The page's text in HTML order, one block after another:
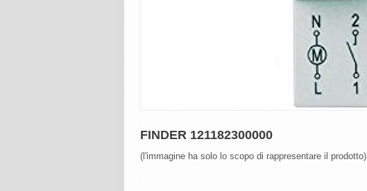
FINDER 121182300000
(l'immagine ha solo lo scopo di rappresentare il prodotto)